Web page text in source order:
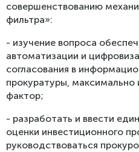
совершенствованию
фильтра»:
- изучение вопроса
автоматизации и
согласования в
прокуратуры, максимально
фактор;
- разработать и ввести
оценки инвестиционного
руководствоваться